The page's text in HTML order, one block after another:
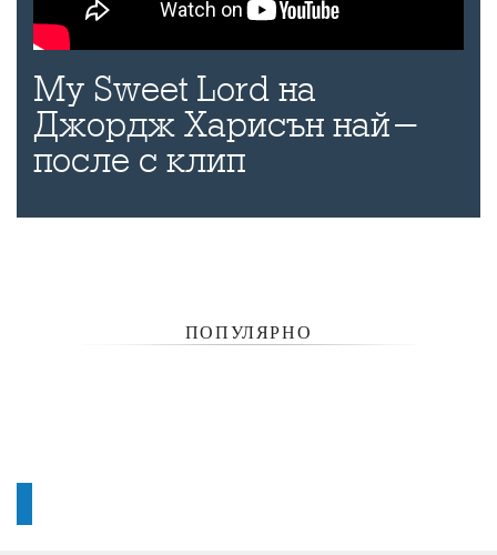
My Sweet Lord на
Джордж Харисън най-
после с клип
ПОПУЛЯРНО